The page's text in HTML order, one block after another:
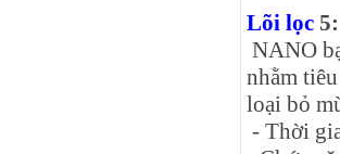
Lõi lọc
NANO
nhằm
loại bỏ
- Thời